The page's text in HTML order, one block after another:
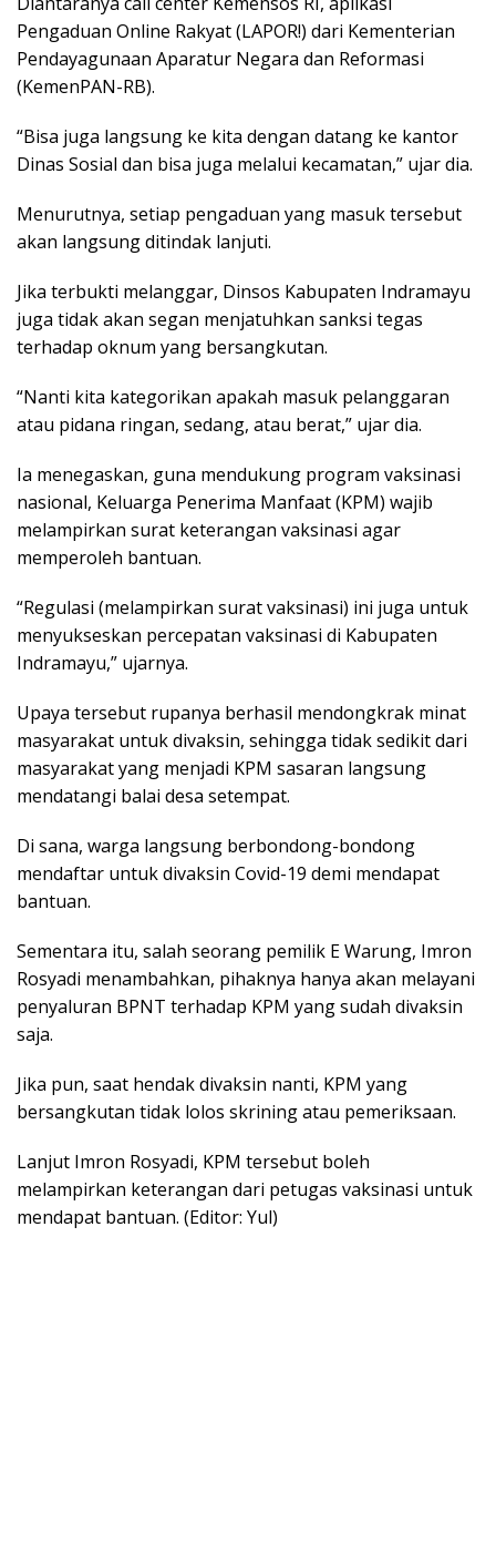
Pengaduan Online Rakyat (LAPOR!) dari Kementerian
Pendayagunaan Aparatur Negara dan Reformasi
(KemenPAN-RB).
“Bisa juga langsung ke kita dengan datang ke kantor
Dinas Sosial dan bisa juga melalui kecamatan,” ujar dia.
Menurutnya, setiap pengaduan yang masuk tersebut
akan langsung ditindak lanjuti.
Jika terbukti melanggar, Dinsos Kabupaten Indramayu
juga tidak akan segan menjatuhkan sanksi tegas
terhadap oknum yang bersangkutan.
“Nanti kita kategorikan apakah masuk pelanggaran
atau pidana ringan, sedang, atau berat,” ujar dia.
Ia menegaskan, guna mendukung program vaksinasi
nasional, Keluarga Penerima Manfaat (KPM) wajib
melampirkan surat keterangan vaksinasi agar
memperoleh bantuan.
“Regulasi (melampirkan surat vaksinasi) ini juga untuk
menyukseskan percepatan vaksinasi di Kabupaten
Indramayu,” ujarnya.
Upaya tersebut rupanya berhasil mendongkrak minat
masyarakat untuk divaksin, sehingga tidak sedikit dari
masyarakat yang menjadi KPM sasaran langsung
mendatangi balai desa setempat.
Di sana, warga langsung berbondong-bondong
mendaftar untuk divaksin Covid-19 demi mendapat
bantuan.
Sementara itu, salah seorang pemilik E Warung, Imron
Rosyadi menambahkan, pihaknya hanya akan melayani
penyaluran BPNT terhadap KPM yang sudah divaksin
saja.
Jika pun, saat hendak divaksin nanti, KPM yang
bersangkutan tidak lolos skrining atau pemeriksaan.
Lanjut Imron Rosyadi, KPM tersebut boleh
melampirkan keterangan dari petugas vaksinasi untuk
mendapat bantuan. (Editor: Yul)